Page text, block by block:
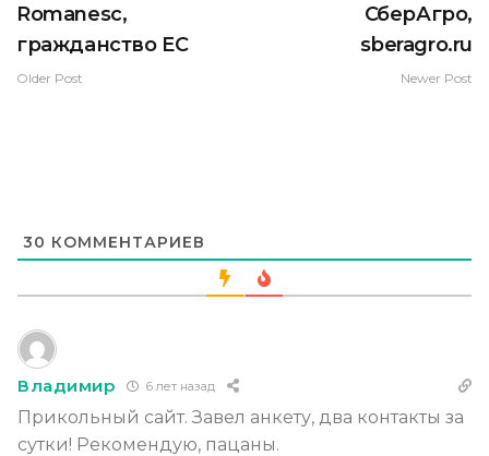
Romanesc,
гражданство ЕС
Older Post
СберАгро,
sberagro.ru
Newer Post
30 КОММЕНТАРИЕВ
Владимир 6 лет назад
Прикольный сайт. Завел анкету, два контакты за
сутки! Рекомендую, пацаны.